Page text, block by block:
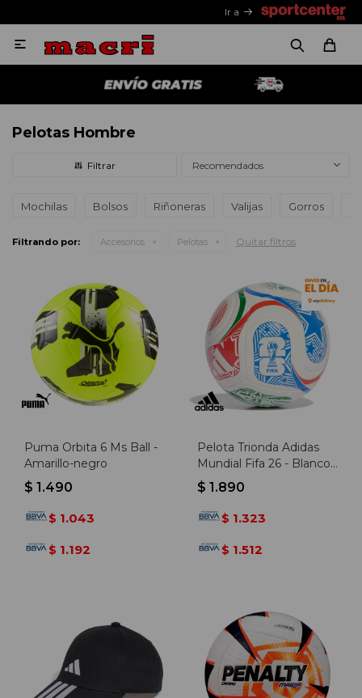
Ir a

Pelotas Hombre
Recomendados
Mochilas Bolsos Riñoneras Valijas Gorros
Filtrando por: Accesorios Pelotas Quitar filtros
Puma Orbita 6 Ms Ball -
Amarillo-negro
$ 1.490
$ 1.043
$ 1.192
Pelota Trionda Adidas
Mundial Fifa 26 - Blanco-
rojo
$ 1.890
$ 1.323
$ 1.512